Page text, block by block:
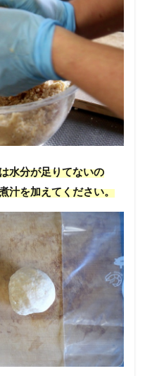
水分が足りてないの
汁を加えてください。